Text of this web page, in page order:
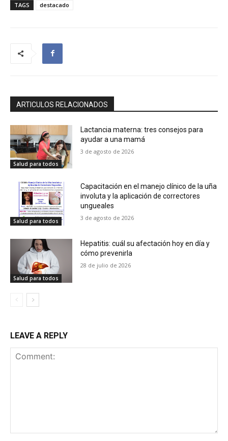
TAGS destacado
ARTICULOS RELACIONADOS
Salud para todos
Lactancia materna: tres consejos para
ayudar a una mamá
3 de agosto de 2026
Salud para todos
Capacitación en el manejo clínico de la uña
involuta y la aplicación de correctores
ungueales
3 de agosto de 2026
Salud para todos
Hepatitis: cuál su afectación hoy en día y
cómo prevenirla
28 de julio de 2026
LEAVE A REPLY